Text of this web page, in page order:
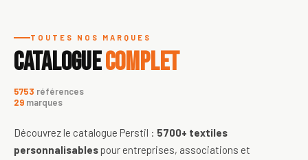
TOUTES NOS MARQUES
CATALOGUECOMPLET
5753 références
29 marques
Découvrez le catalogue Perstil : 5700+ textiles
personnalisables pour entreprises, associations et